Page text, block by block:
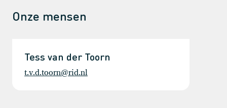
Onze mensen
Tess van der Toorn
t.v.d.toorn@rid.nl